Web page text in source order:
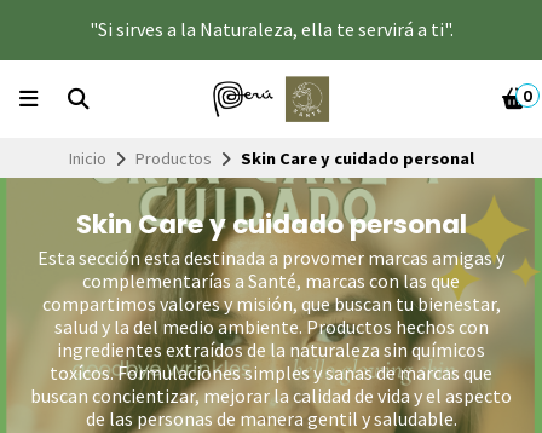
"Si sirves a la Naturaleza, ella te servirá a ti".
0
Inicio Productos Skin Care y cuidado personal
Skin Care y cuidado personal
Esta sección esta destinada a provomer marcas amigas y
complementarías a Santé, marcas con las que
compartimos valores y misión, que buscan tu bienestar,
salud y la del medio ambiente. Productos hechos con
ingredientes extraídos de la naturaleza sin químicos
toxícos. Formulaciones simples y sanas de marcas que
buscan concientizar, mejorar la calidad de vida y el aspecto
de las personas de manera gentil y saludable.